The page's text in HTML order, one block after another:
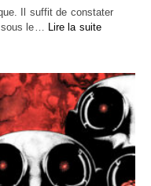
Il suffit de constater
sous le… Lire la suite